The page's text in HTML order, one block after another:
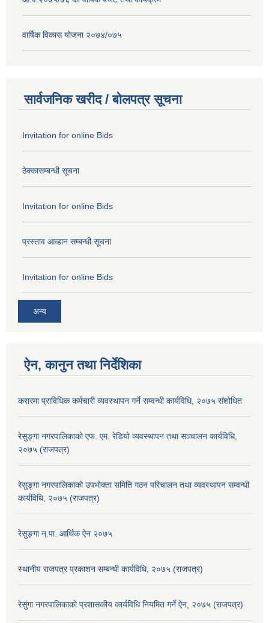
वार्षिक विकास योजना २०७४/०७५
सार्वजनिक खरीद / बोलपत्र सूचना
Invitation for online Bids
ठेक्कासम्बन्धी सूचना
Invitation for online Bids
प्रस्ताव आव्हान सम्बन्धी सूचना
Invitation for online Bids
अन्य
ऐन, कानुन तथा निर्देशिका
करारमा प्राविधिक कर्मचारी व्यवस्थापन गर्ने सम्वन्धी कार्यविधि, २०७५ संशोधित
रेसुङ्गा नगरपालिकाको एफ. एम. रेडियो व्यवस्थापन तथा सञ्चालन कार्यविधि,
२०७५ (राजपत्र)
रेसुङ्गा नगरपालिकाको उपभोक्ता समिति गठन परिचालन तथा व्यवस्थापन सम्वन्धी
कार्यविधि, २०७५ (राजपत्र)
रेसुङ्गा न्.पा. आर्थिक ऐन २०७५
स्थानीय राजपत्र प्रकाशन सम्बन्धी कार्यविधि, २०७५ (राजपत्र)
रेसुंगा नगरपालिकाको प्रशासकीय कार्यविधि नियमित गर्ने ऐन, २०७५ (राजपत्र)